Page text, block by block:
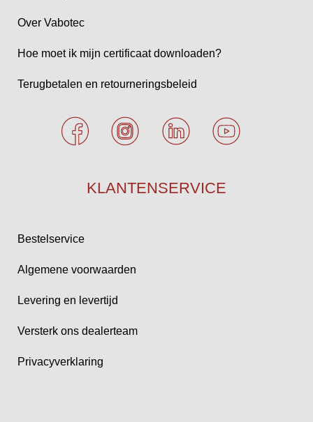
Over Vabotec
Hoe moet ik mijn certificaat downloaden?
Terugbetalen en retourneringsbeleid
KLANTENSERVICE
Bestelservice
Algemene voorwaarden
Levering en levertijd
Versterk ons dealerteam
Privacyverklaring